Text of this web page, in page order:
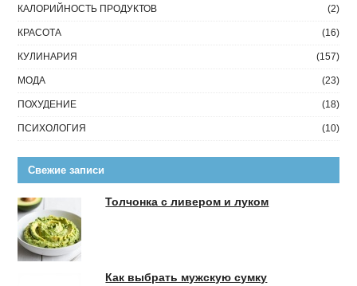
КАЛОРИЙНОСТЬ ПРОДУКТОВ (2)
КРАСОТА (16)
КУЛИНАРИЯ (157)
МОДА (23)
ПОХУДЕНИЕ (18)
ПСИХОЛОГИЯ (10)
Свежие записи
Толчонка с ливером и луком
Как выбрать мужскую сумку